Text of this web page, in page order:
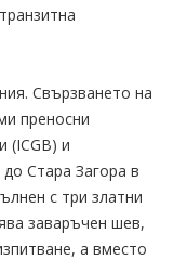
Свързването на
преносни
(ICGB) и
Стара Загора в
с три златни
заваръчен шев,
а вместо